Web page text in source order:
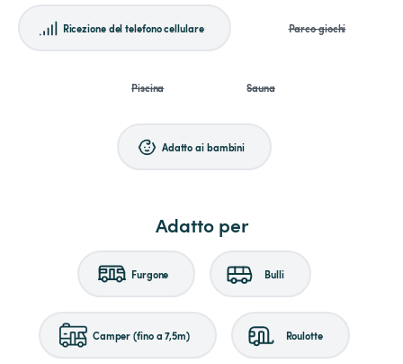
Ricezione del telefono cellulare Parco giochi
Piscina Sauna
Adatto ai bambini
Adatto per
Furgone Bulli
Camper (fino a 7,5m) Roulotte